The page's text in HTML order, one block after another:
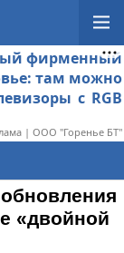
фирменный
там можно
с RGB
| ООО "Горенье БТ"
«двойной